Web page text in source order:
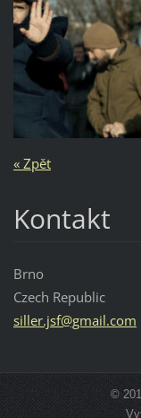
« Zpět
Kontakt
Brno
Czech Republic
siller.jsf@gmail.com
©